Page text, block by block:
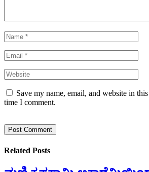
Save my name, email, and website in
time I comment.
Related Posts